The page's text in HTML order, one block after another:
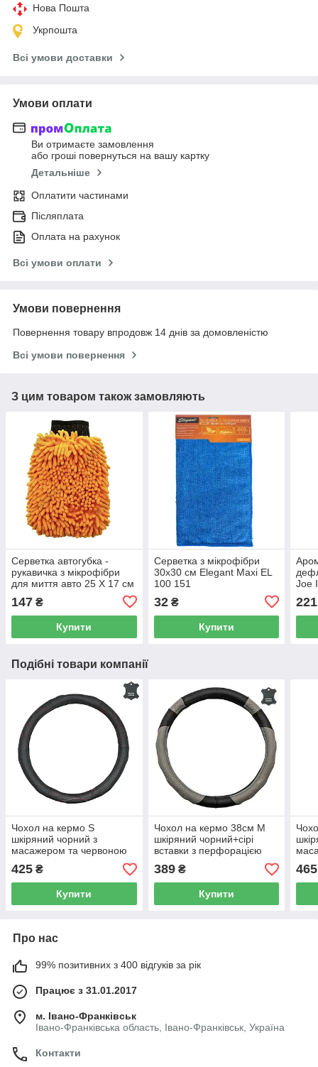
Нова Пошта
Укрпошта
Всі умови доставки
Умови оплати
Ви отримаєте замовлення
або гроші повернуться на вашу картку
Детальніше
Оплатити частинами
Післяплата
Оплата на рахунок
Всі умови оплати
Умови повернення
Повернення товару впродовж 14 днів за домовленістю
Всі умови повернення
З цим товаром також замовляють
Серветка автогубка -
рукавичка з мікрофібри
для миття авто 25 Х 17 см
Elegant Maxi EL 100 153
147 ₴
Купити
Серветка з мікрофібри
30x30 см Elegant Maxi EL
100 151
32₴
Купити
Joe
221
Подібні товари компанії
Чохол на кермо S
шкіряний чорний з
масажером та червоною
ниткою Elegant Plus EL
105610
425 ₴
Купити
Чохол на кермо 38см М
шкіряний чорний+сірі
вставки з перфорацією
Elegant Plus EL 105 798
389₴
Купити
465
Про нас
99% позитивних з 400 відгуків за рік
Працює з 31.01.2017
м. Івано-Франківськ
Івано-Франківська область, Івано-Франківськ, Україна
Контакти